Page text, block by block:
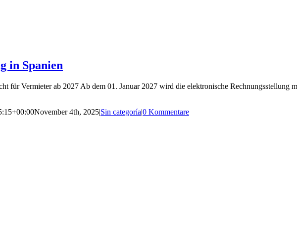
in Spanien
für Vermieter ab 2027 Ab dem 01. Januar 2027 wird die elektronische Rechnungsstellung
November 4th, 2025|Sin categoría|0 Kommentare